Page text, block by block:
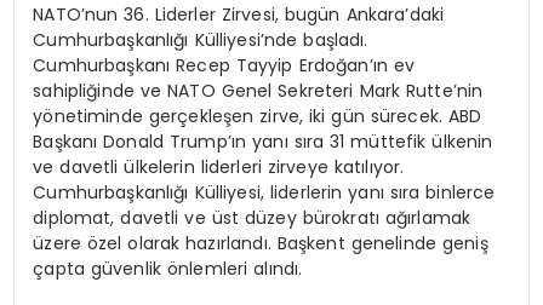
NATO’nun 36. Liderler Zirvesi, bugün Ankara’daki
Cumhurbaşkanlığı Külliyesi’nde başladı.
Cumhurbaşkanı Recep Tayyip Erdoğan’ın ev
sahipliğinde ve NATO Genel Sekreteri Mark Rutte’nin
yönetiminde gerçekleşen zirve, iki gün sürecek. ABD
Başkanı Donald Trump’ın yanı sıra 31 müttefik ülkenin
ve davetli ülkelerin liderleri zirveye katılıyor.
Cumhurbaşkanlığı Külliyesi, liderlerin yanı sıra binlerce
diplomat, davetli ve üst düzey bürokratı ağırlamak
üzere özel olarak hazırlandı. Başkent genelinde geniş
çapta güvenlik önlemleri alındı.